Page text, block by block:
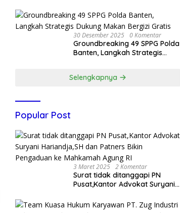
Pangan Nasional
30 Desember 2025 0 Komentar
Groundbreaking 49 SPPG Polda
Banten, Langkah Strategis
Selengkapnya
Popular Post
3 Maret 2025 2 Komentar
Surat tidak ditanggapi PN
Pusat,Kantor Advokat Suryani
Pengaduan ke Mahkamah